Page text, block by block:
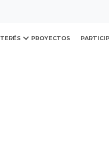
PROYECTOS